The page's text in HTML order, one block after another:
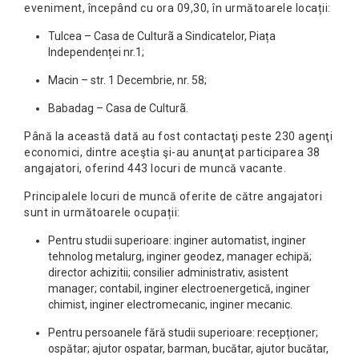
eveniment, începând cu ora 09,30, în următoarele locații:
Tulcea – Casa de Culturã a Sindicatelor, Piața
Independenței nr.1;
Macin – str. 1 Decembrie, nr. 58;
Babadag – Casa de Culturã.
Până la această dată au fost contactaţi peste 230 agenţi
economici, dintre aceştia şi-au anunţat participarea 38
angajatori, oferind 443 locuri de muncă vacante.
Principalele locuri de muncă oferite de către angajatori
sunt in următoarele ocupații:
Pentru studii superioare: inginer automatist, inginer
tehnolog metalurg, inginer geodez, manager echipă;
director achizitii; consilier administrativ, asistent
manager; contabil, inginer electroenergetică, inginer
chimist, inginer electromecanic, inginer mecanic.
Pentru persoanele fără studii superioare: recepționer;
ospătar; ajutor ospatar, barman, bucătar, ajutor bucătar,